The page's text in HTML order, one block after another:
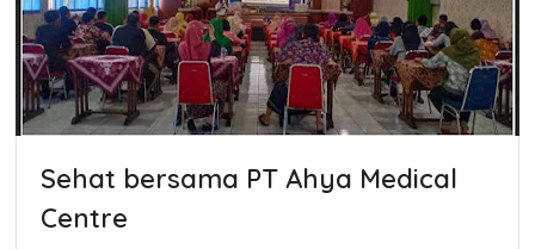
Sehat bersama PT Ahya Medical
Centre